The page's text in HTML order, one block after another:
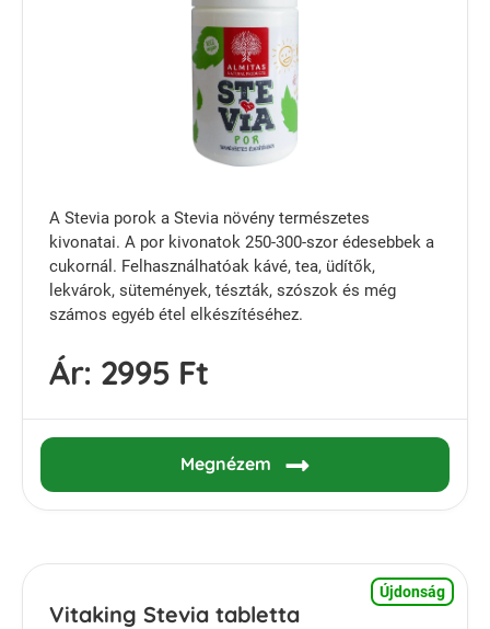
A Stevia porok a Stevia növény természetes
kivonatai. A por kivonatok 250-300-szor édesebbek a
cukornál. Felhasználhatóak kávé, tea, üdítők,
lekvárok, sütemények, tészták, szószok és még
számos egyéb étel elkészítéséhez.
Ár: 2995 Ft
Megnézem
Újdonság
Vitaking Stevia tabletta